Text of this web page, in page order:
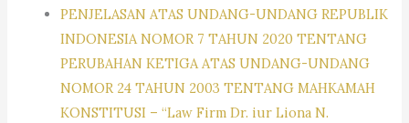
PENJELASAN ATAS UNDANG-UNDANG REPUBLIK
INDONESIA NOMOR 7 TAHUN 2020 TENTANG
PERUBAHAN KETIGA ATAS UNDANG-UNDANG
NOMOR 24 TAHUN 2003 TENTANG MAHKAMAH
KONSTITUSI – “Law Firm Dr. iur Liona N.